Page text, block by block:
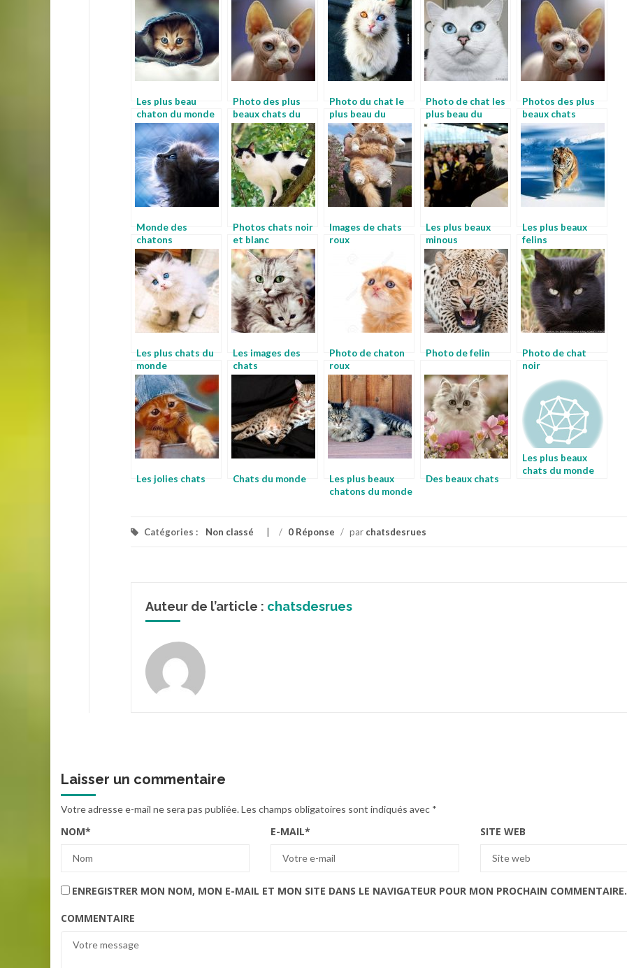
Les plus beau
chaton du monde
Photo des plus
beaux chats du
monde
Photo du chat le
plus beau du
monde
Photo de chat les
plus beau du
monde
Photos des plus
beaux chats
Monde des
chatons
Photos chats noir
et blanc
Images de chats
roux
Les plus beaux
minous
Les plus beaux
felins
Les plus chats du
monde
Les images des
chats
Photo de chaton
roux
Photo de felin
Photo de chat
noir
Les jolies chats Chats du monde
Les plus beaux
chatons du monde
Des beaux chats
Les plus beaux
chats du monde
Catégories : Non classé / 0 Réponse / par chatsdesrues
Auteur de l’article : chatsdesrues
Laisser un commentaire
Votre adresse e-mail ne sera pas publiée.Les champs obligatoires sont indiqués avec *
NOM* E-MAIL* SITE WEB
ENREGISTRER MON NOM, MON E-MAIL ET MON SITE DANS LE NAVIGATEUR POUR MON PROCHAIN COMMENTAIRE.
COMMENTAIRE